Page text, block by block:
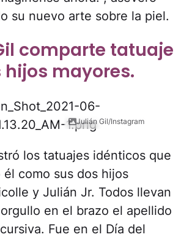
su nuevo arte sobre la piel.
comparte tatuaje
hijos mayores.
Julián Gil/Instagram
los tatuajes idénticos que
como sus dos hijos
y Julián Jr. Todos llevan
en el brazo el apellido
Fue en el Día del